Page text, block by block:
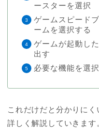
ースターを選択
ゲームスピード
ームを選択する
ゲームが起動し
出す
必要な機能を選
これだけだと分かりに
詳しく解説していきます